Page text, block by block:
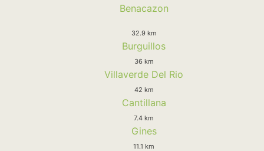
Benacazon
32.9 km
Burguillos
36 km
Villaverde Del Rio
42 km
Cantillana
7.4 km
Gines
11.1 km